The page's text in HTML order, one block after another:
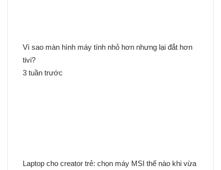
Vì sao màn hình máy tính nhỏ hơn nhưng lại đắt hơn
tivi?
3 tuần trước
Laptop cho creator trẻ: chọn máy MSI thế nào khi vừa